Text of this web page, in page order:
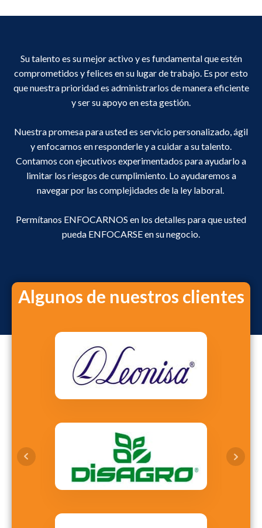
Su talento es su mejor activo y es fundamental que estén
comprometidos y felices en su lugar de trabajo. Es por esto
que nuestra prioridad es administrarlos de manera eficiente
y ser su apoyo en esta gestión.
Nuestra promesa para usted es servicio personalizado, ágil
y enfocarnos en responderle y a cuidar a su talento.
Contamos con ejecutivos experimentados para ayudarlo a
limitar los riesgos de cumplimiento. Lo ayudaremos a
navegar por las complejidades de la ley laboral.
Permítanos ENFOCARNOS en los detalles para que usted
pueda ENFOCARSE en su negocio.
Algunos de nuestros clientes